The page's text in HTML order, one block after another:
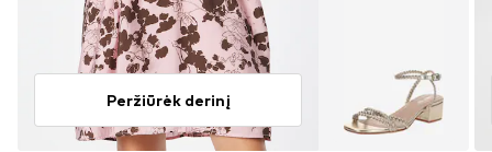
Peržiūrėk derinį